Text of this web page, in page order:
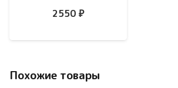
2550 ₽
Похожие товары